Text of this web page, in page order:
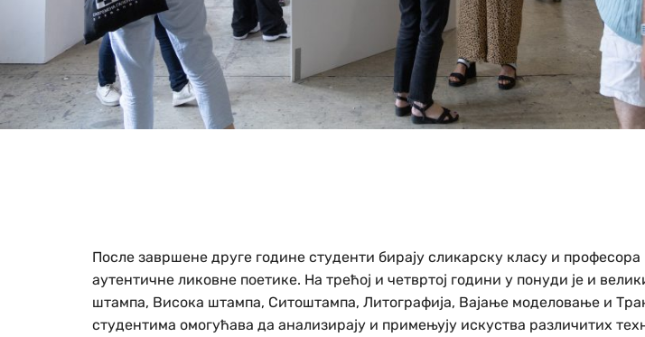
После завршене друге године студенти бирају сликарску класу и
аутентичне ликовне поетике. На трећој и четвртој години у понуди је и
штампа, Висока штампа, Ситоштампа, Литографија, Вајање моделовање и
студентима омогућава да анализирају и примењују искуства различитих